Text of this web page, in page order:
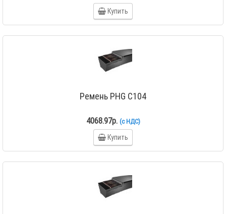
Купить
Ремень PHG C104
4068.97р. (с НДС)
Купить